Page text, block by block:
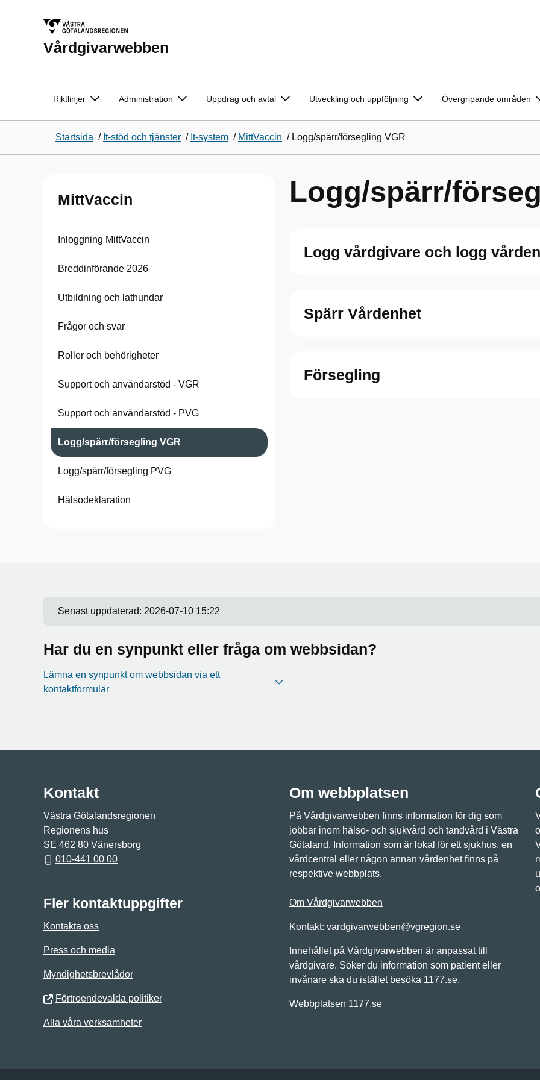
Vårdgivarwebben
Riktlinjer Administration Uppdrag och avtal Utveckling och uppföljning Övergripande områden
Startsida / It-stöd och tjänster / It-system / MittVaccin / Logg/spärr/försegling VGR
MittVaccin
Inloggning MittVaccin
Breddinförande 2026
Utbildning och lathundar
Frågor och svar
Roller och behörigheter
Support och användarstöd - VGR
Support och användarstöd - PVG
Logg/spärr/försegling VGR
Logg/spärr/försegling PVG
Hälsodeklaration
Logg/spärr/
Logg vårdgivare och logg
Spärr Vårdenhet
Försegling
Senast uppdaterad: 2026-07-10 15:22
Har du en synpunkt eller fråga om webbsidan?
Lämna en synpunkt om webbsidan via ett
kontaktformulär
Kontakt
Västra Götalandsregionen
Regionens hus
SE 462 80 Vänersborg
010-441 00 00
Fler kontaktuppgifter
Kontakta oss
Press och media
Myndighetsbrevlådor
Förtroendevalda politiker
Alla våra verksamheter
Om webbplatsen
På Vårdgivarwebben finns information för dig som
jobbar inom hälso- och sjukvård och tandvård i Västra
Götaland. Information som är lokal för ett sjukhus, en
vårdcentral eller någon annan vårdenhet finns på
respektive webbplats.
Om Vårdgivarwebben
Kontakt: vardgivarwebben@vgregion.se
Innehållet på Vårdgivarwebben är anpassat till
vårdgivare. Söker du information som patient eller
invånare ska du istället besöka 1177.se.
Webbplatsen 1177.se